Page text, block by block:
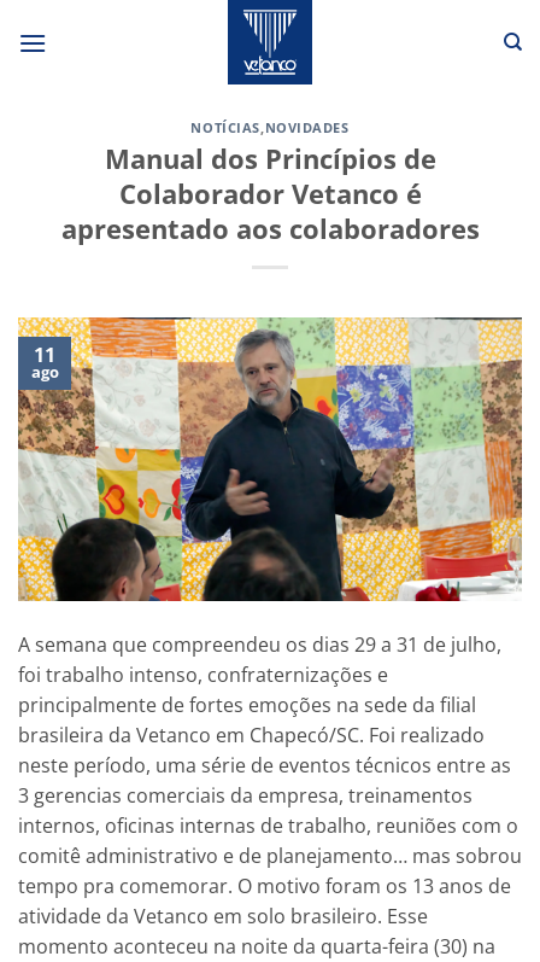
NOTÍCIAS,NOVIDADES
Manual dos Princípios de
Colaborador Vetanco é
apresentado aos colaboradores
11
ago
A semana que compreendeu os dias 29 a 31 de julho,
foi trabalho intenso, confraternizações e
principalmente de fortes emoções na sede da filial
brasileira da Vetanco em Chapecó/SC. Foi realizado
neste período, uma série de eventos técnicos entre as
3 gerencias comerciais da empresa, treinamentos
internos, oficinas internas de trabalho, reuniões com o
comitê administrativo e de planejamento… mas sobrou
tempo pra comemorar. O motivo foram os 13 anos de
atividade da Vetanco em solo brasileiro. Esse
momento aconteceu na noite da quarta-feira (30) na